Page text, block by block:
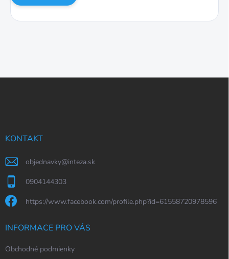
Z
KONTAKT
objednavky@inteza.sk
0904144303
https://www.facebook.com/profile.php?id=61558720978596
INFORMACE PRO VÁS
Obchodné podmienky